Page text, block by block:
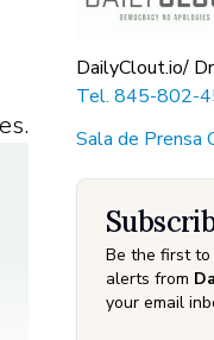
DailyClout.io/
Tel. 845-802-
Sala de Prensa
Be the first to
alerts from
your email